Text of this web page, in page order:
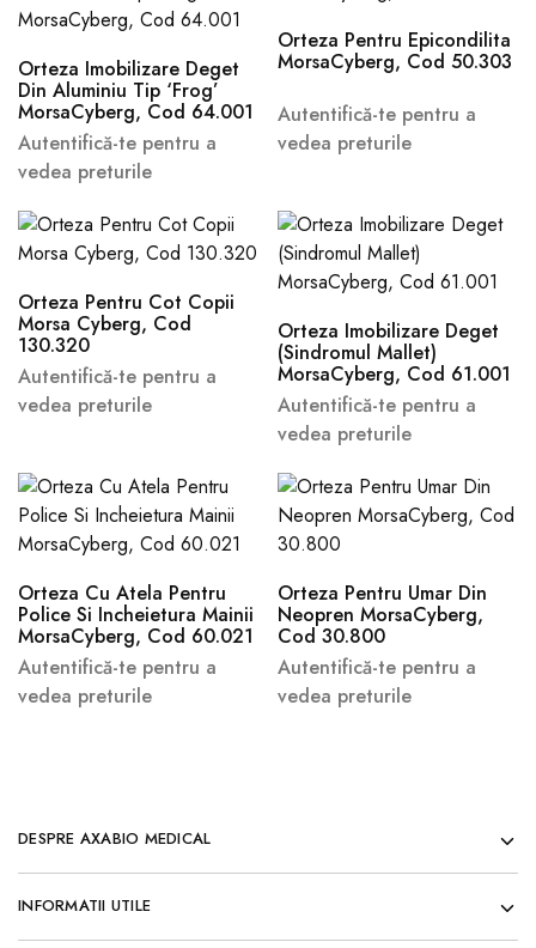
Orteza Imobilizare Deget
Din Aluminiu Tip ‘Frog’
MorsaCyberg, Cod 64.001
Autentifică-te pentru a
vedea preturile
Orteza Pentru Epicondilita
MorsaCyberg, Cod 50.303
Autentifică-te pentru a
vedea preturile
Orteza Pentru Cot Copii
Morsa Cyberg, Cod
130.320
Autentifică-te pentru a
vedea preturile
Orteza Imobilizare Deget
(Sindromul Mallet)
MorsaCyberg, Cod 61.001
Autentifică-te pentru a
vedea preturile
Orteza Cu Atela Pentru
Police Si Incheietura Mainii
MorsaCyberg, Cod 60.021
Autentifică-te pentru a
vedea preturile
Orteza Pentru Umar Din
Neopren MorsaCyberg,
Cod 30.800
Autentifică-te pentru a
vedea preturile
DESPRE AXABIO MEDICAL
INFORMATII UTILE